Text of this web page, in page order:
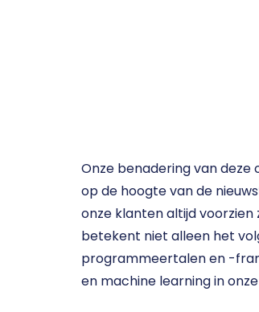
Onze benadering van
op de hoogte van de
onze klanten altijd voorzien
betekent niet alleen het
programmeertalen en -
en machine learning in